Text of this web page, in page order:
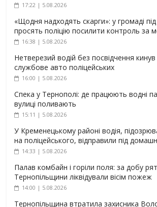
17:22 | 5.08.2026
«Щодня надходять скарги»: у громаді
просять поліцію посилити контроль за
16:38 | 5.08.2026
Нетверезий водій без посвідчення
службове авто поліцейських
16:00 | 5.08.2026
Спека у Тернополі: де працюють водні
вулиці поливають
15:11 | 5.08.2026
У Кременецькому районі водія,
на поліцейського, відправили під
14:33 | 5.08.2026
Палав комбайн і горіли поля: за добу
Тернопільщини ліквідували вісім пожеж
14:00 | 5.08.2026
Тернопільщина втратила захисника